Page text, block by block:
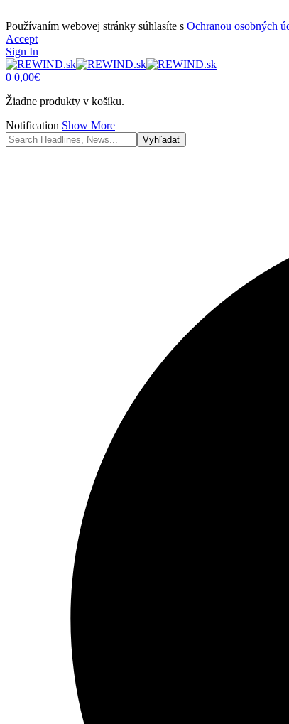
Používaním webovej stránky súhlasíte s Ochranou osobných
Accept
Sign In
0 0,00€
Žiadne produkty v košíku.
Notification Show More